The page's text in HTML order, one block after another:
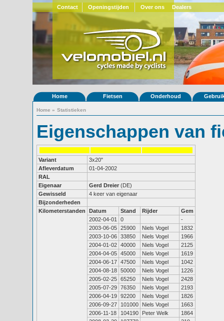
Contact Openingstijden Over ons Dealers
Home Fietsen Onderhoud
Home » Statistieken
Eigenschappen van
Variant
3x20"
Afleverdatum
01-04-2002
RAL
Eigenaar
Gerd Dreier (DE)
Gewisseld
4 keer van eigenaar
Bijzonderheden
Kilometerstanden
Datum Stand Rijder
Gem
2002-04-01
0
-
2003-06-05 25900 Niels Vogel
1832
2003-10-06 33850 Niels Vogel
1966
2004-01-02 40000 Niels Vogel
2125
2004-04-05 45000 Niels Vogel
1619
2004-06-17 47500 Niels Vogel
1042
2004-08-18 50000 Niels Vogel
1226
2005-02-25 65250 Niels Vogel
2428
2005-07-29 76350 Niels Vogel
2193
2006-04-19 92200 Niels Vogel
1826
2006-09-27
101000 Niels Vogel
1663
2006-11-18
104190 Peter Welk
1864